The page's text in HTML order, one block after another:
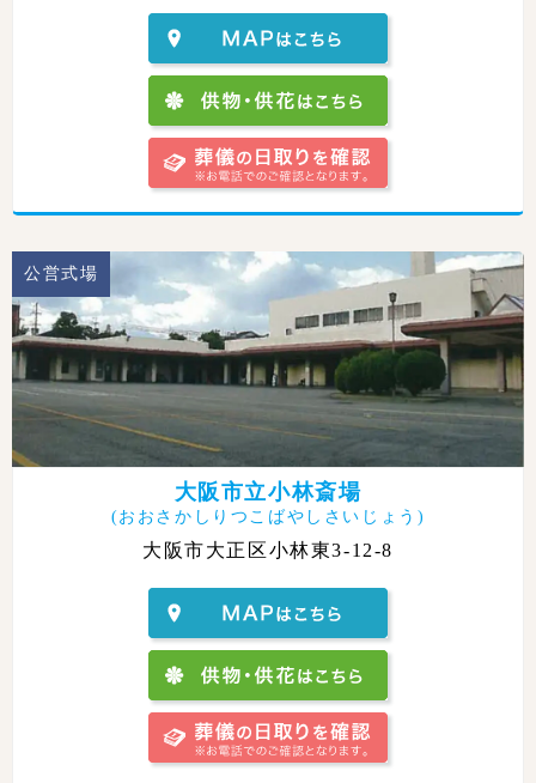
公営式場
大阪市立小林斎場
(おおさかしりつこばやしさいじょう)
大阪市大正区小林東3-12-8